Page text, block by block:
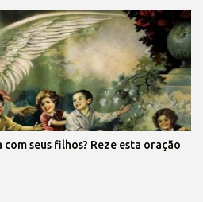
seus filhos? Reze esta oração